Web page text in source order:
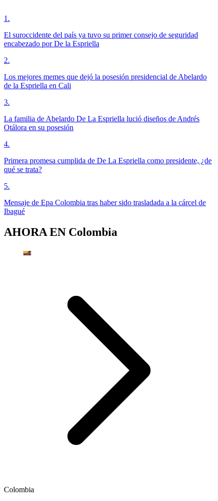
1 .
El suroccidente del país ya tuvo su primer consejo de seguridad
encabezado por De la Espriella
2.
Los mejores memes que dejó la posesión presidencial de Abelardo
de la Espriella en Cali
3.
La familia de Abelardo De La Espriella lució diseños de Andrés
Otálora en su posesión
4.
Primera promesa cumplida de De La Espriella como presidente, ¿de
qué se trata?
5.
Mensaje de Epa Colombia tras haber sido trasladada a la cárcel de
Ibagué
AHORA EN Colombia
Colombia